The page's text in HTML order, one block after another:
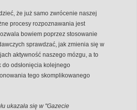
że już samo zwrócenie naszej
procesy rozpoznawania jest
bowiem poprzez stosowanie
sprawdzać, jak zmienia się w
aktywność naszego mózgu, a to
do odsłonięcia kolejnego
tego skomplikowanego
ukazała się w "Gazecie